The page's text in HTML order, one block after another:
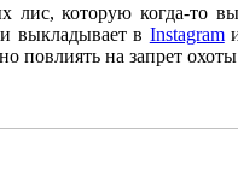
лис, которую когда-
выкладывает в Instagram
повлиять на запрет